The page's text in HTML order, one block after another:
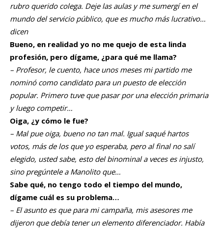
rubro querido colega. Deje las aulas y me sumergí en el
mundo del servicio público, que es mucho más lucrativo…
dicen
Bueno, en realidad yo no me quejo de esta linda
profesión, pero dígame, ¿para qué me llama?
– Profesor, le cuento, hace unos meses mi partido me
nominó como candidato para un puesto de elección
popular. Primero tuve que pasar por una elección primaria
y luego competir…
Oiga, ¿y cómo le fue?
– Mal pue oiga, bueno no tan mal. Igual saqué hartos
votos, más de los que yo esperaba, pero al final no salí
elegido, usted sabe, esto del binominal a veces es injusto,
sino pregúntele a Manolito que…
Sabe qué, no tengo todo el tiempo del mundo,
dígame cuál es su problema…
– El asunto es que para mi campaña, mis asesores me
dijeron que debía tener un elemento diferenciador. Había